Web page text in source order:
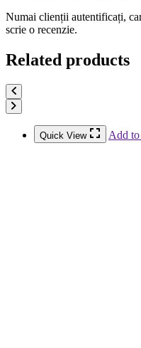
Numai clienții autentificați,
scrie o recenzie.
Related products
Quick View Add